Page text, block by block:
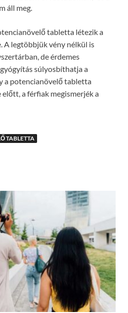
áll meg.
tabletta létezik a
A legtöbbjük vény nélkül is
de érdemes
súlyosbíthatja a
a potencianövelő tabletta
előtt, a férfiak megismerjék a
TABLETTA